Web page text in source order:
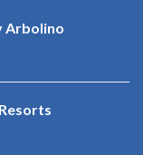
Arbolino